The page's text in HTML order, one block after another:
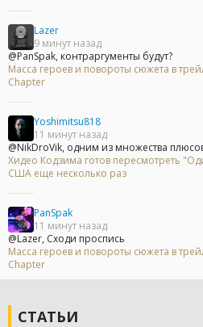
Lazer
9 минут назад
@PanSpak, контраргументы будут?
Масса героев и повороты сюжета в
Chapter
Yoshimitsu818
11 минут назад
@NikDroVik, одним из множества
Хидео Кодзима готов пересмотреть
США еще несколько раз
PanSpak
11 минут назад
@Lazer, Сходи проспись
Масса героев и повороты сюжета в
Chapter
СТАТЬИ